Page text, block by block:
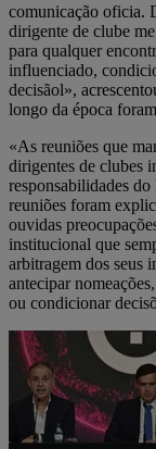
comunicação oficia.
dirigente de clube
para qualquer
influenciado,
decisãol»,
longo da época
«As reuniões que
dirigentes de clubes
responsabilidades
reuniões foram
ouvidas
institucional que
arbitragem dos seus
antecipar
ou condicionar